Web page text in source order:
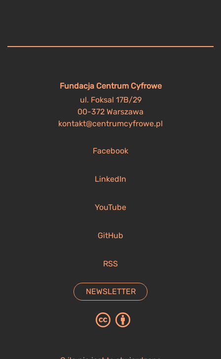
Fundacja Centrum Cyfrowe
ul. Foksal 17B/29
00-372 Warszawa
kontakt@centrumcyfrowe.pl
Facebook
LinkedIn
YouTube
GitHub
RSS
NEWSLETTER